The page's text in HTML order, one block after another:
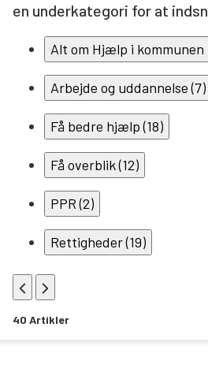
Vær med
Presse og politik
Støt os
en underkategori for at
Alt om Hjælp i kommunen
Arbejde og uddannelse (7)
Få bedre hjælp (18)
Få overblik (12)
PPR (2)
Rettigheder (19)
TilbageFrem
40 Artikler